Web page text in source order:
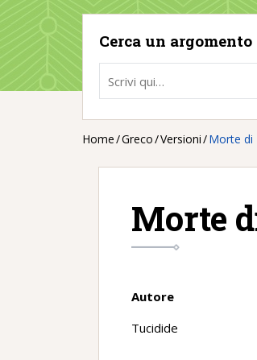
Cerca un argomento
Home/Greco/Versioni/Morte di
Morte
Autore
Tucidide